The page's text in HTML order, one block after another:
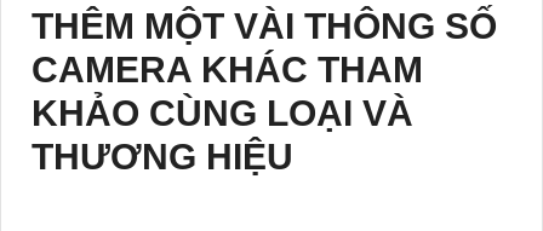
THÊM MỘT VÀI THÔNG SỐ
CAMERA KHÁC THAM
KHẢO CÙNG LOẠI VÀ
THƯƠNG HIỆU